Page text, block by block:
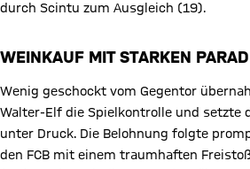
durch Scintu zum Ausgleich (19).
WEINKAUF MIT STARKEN
Wenig geschockt vom Gegentor
Walter-Elf die Spielkontrolle und setzte
unter Druck. Die Belohnung folgte
den FCB mit einem traumhaften